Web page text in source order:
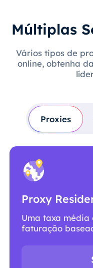
Múltiplas
Vários tipos de
online, obtenha
Proxies
Proxy
Uma taxa média
faturação